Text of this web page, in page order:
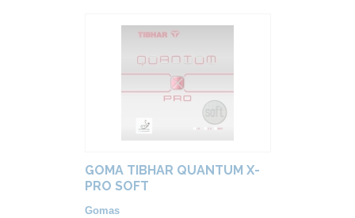
GOMA TIBHAR QUANTUM X-
PRO SOFT
Gomas